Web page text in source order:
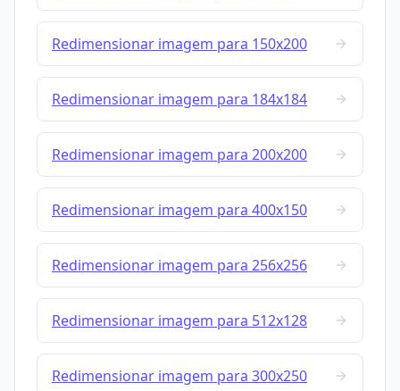
Redimensionar imagem para 150x200
Redimensionar imagem para 184x184
Redimensionar imagem para 200x200
Redimensionar imagem para 400x150
Redimensionar imagem para 256x256
Redimensionar imagem para 512x128
Redimensionar imagem para 300x250